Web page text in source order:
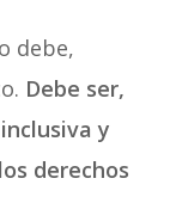
debe,
Debe ser,
y
derechos